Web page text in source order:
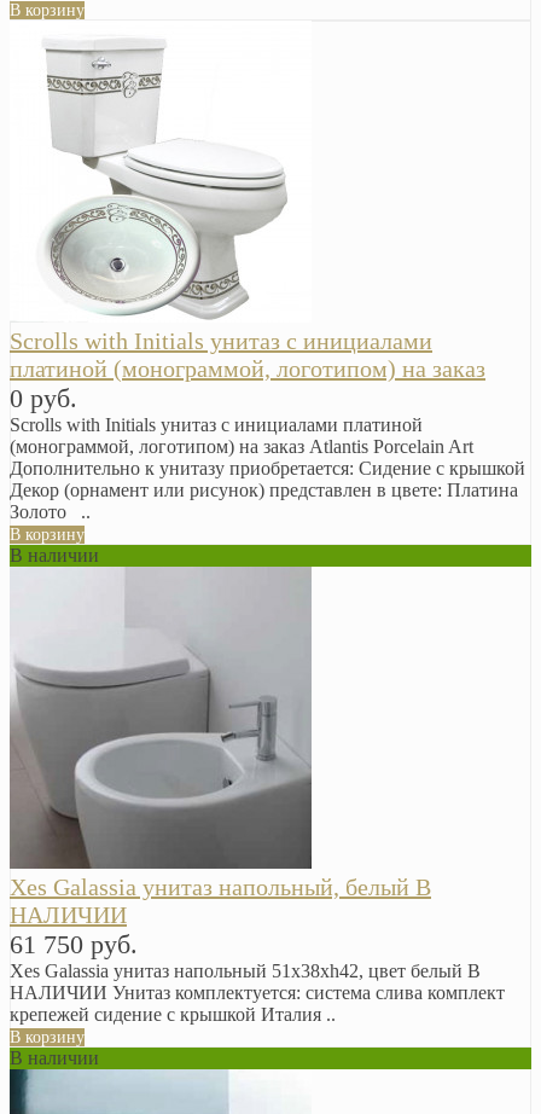
В корзину
Scrolls with Initials унитаз с инициалами
платиной (монограммой, логотипом) на заказ
0 руб.
Scrolls with Initials унитаз с инициалами платиной
(монограммой, логотипом) на заказ Atlantis Porcelain Art
Дополнительно к унитазу приобретается: Сидение с крышкой
Декор (орнамент или рисунок) представлен в цвете: Платина
Золото ..
В корзину
В наличии
Xes Galassia унитаз напольный, белый В
НАЛИЧИИ
61 750 руб.
Xes Galassia унитаз напольный 51x38xh42, цвет белый В
НАЛИЧИИ Унитаз комплектуется: система слива комплект
крепежей сидение с крышкой Италия ..
В корзину
В наличии